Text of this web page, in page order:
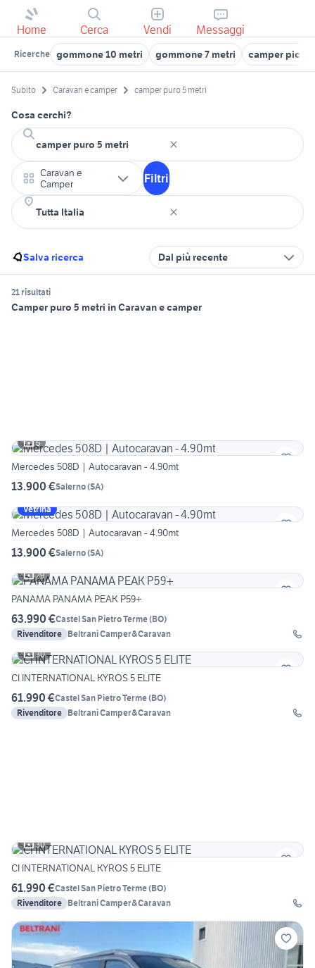
Home Cerca Vendi Messaggi
Ricerche gommone 10 metri gommone 7 metri camper
Subito Caravan e camper camper puro 5 metri
Cosa cerchi?
Caravan e
Camper
Filtri
Salva ricerca Dal più recente
21 risultati
Camper puro 5 metri in Caravan e camper
6
Mercedes 508D | Autocaravan - 4.90mt
13.900 €Salerno(SA)
Vetrina
Mercedes 508D | Autocaravan - 4.90mt
13.900 €Salerno(SA)
29
PANAMA PANAMA PEAK P59+
63.990 €Castel San Pietro Terme(BO)
Rivenditore Beltrani Camper&Caravan
30
CI INTERNATIONAL KYROS 5 ELITE
61.990 €Castel San Pietro Terme(BO)
Rivenditore Beltrani Camper&Caravan
30
CI INTERNATIONAL KYROS 5 ELITE
61.990 €Castel San Pietro Terme(BO)
Rivenditore Beltrani Camper&Caravan